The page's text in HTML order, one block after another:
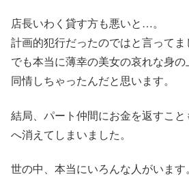
店長いわく貸す方も悪いと…。
計画的犯行だったのではと言ってま
でも本当に薄幸の美女の哀れな身
同情しちゃったんだと思います。
結局、パート仲間にお金を返すこ
へ消えてしまいました。
世の中、本当にいろんな人がいます。